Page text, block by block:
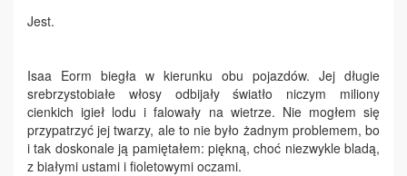
Jest.
Isaa Eorm biegła w kierunku obu pojazdów. Jej długie
srebrzystobiałe włosy odbijały światło niczym miliony
cienkich igieł lodu i falowały na wietrze. Nie mogłem się
przypatrzyć jej twarzy, ale to nie było żadnym problemem, bo
i tak doskonale ją pamiętałem: piękną, choć niezwykle bladą,
z białymi ustami i fioletowymi oczami.